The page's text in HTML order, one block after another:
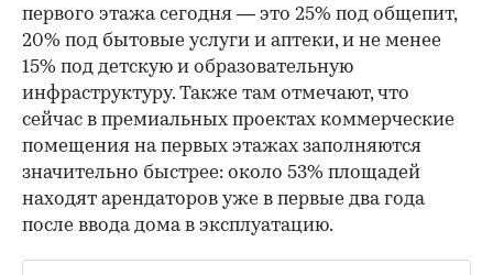
первого этажа сегодня — это 25% под общепит,
20% под бытовые услуги и аптеки, и не менее
15% под детскую и образовательную
инфраструктуру. Также там отмечают, что
сейчас в премиальных проектах коммерческие
помещения на первых этажах заполняются
значительно быстрее: около 53% площадей
находят арендаторов уже в первые два года
после ввода дома в эксплуатацию.